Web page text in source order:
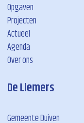
Opgaven
Projecten
Actueel
Agenda
Over ons
De Liemers
Gemeente Duiven